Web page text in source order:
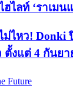
ไลท์ ‘ราเมน
ม่ไหว! Donki
ตั้งแต่ 4 กันย